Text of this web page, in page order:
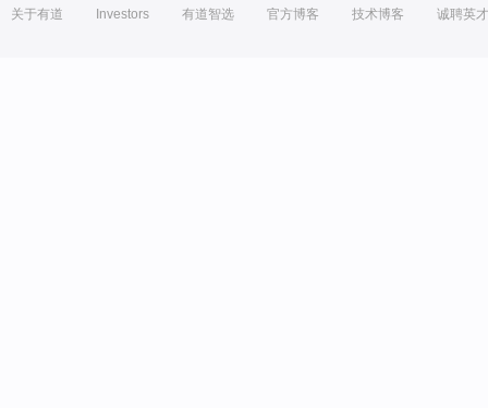
关于有道 Investors 有道智选 官方博客 技术博客 诚聘英才